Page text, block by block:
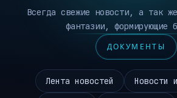
Всегда свежие новости, а так
фантазии, формирующие
ДОКУМЕНТЫ
Лента новостей Новости